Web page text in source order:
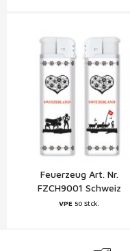
Feuerzeug Art. Nr.
FZCH9001 Schweiz
VPE 50 Stck.